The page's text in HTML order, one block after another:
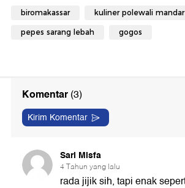
biromakassar kuliner polewali mandar
pepes sarang lebah gogos